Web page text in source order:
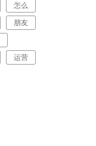
怎么
朋友
运营